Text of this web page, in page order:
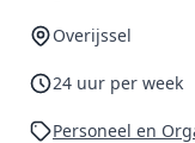
Overijssel
24 uur per week
Personeel en